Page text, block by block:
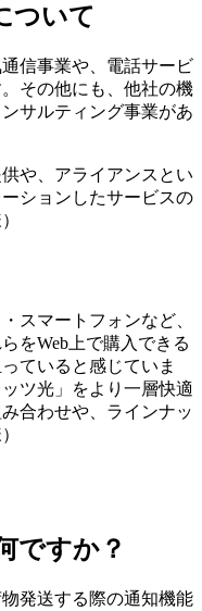
ついて
信事業や、電話サービ
その他にも、他社の機
サルティング事業があ
や、アライアンスとい
ションしたサービスの
スマートフォンなど、
をWeb上で購入できる
ていると感じていま
ツ光」をより一層快適
合わせや、ラインナッ
ですか？
発送する際の通知機能